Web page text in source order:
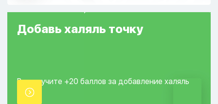
Добавь халяль точку
Вы получите +20 баллов за добавление халяль
точки.